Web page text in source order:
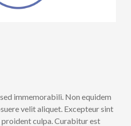
immemorabili. Non equidem
velit aliquet. Excepteur sint
culpa. Curabitur est